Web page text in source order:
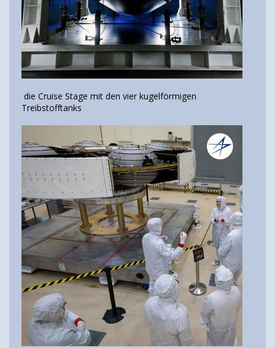
die Cruise Stage mit den vier kugelförmigen
Treibstofftanks